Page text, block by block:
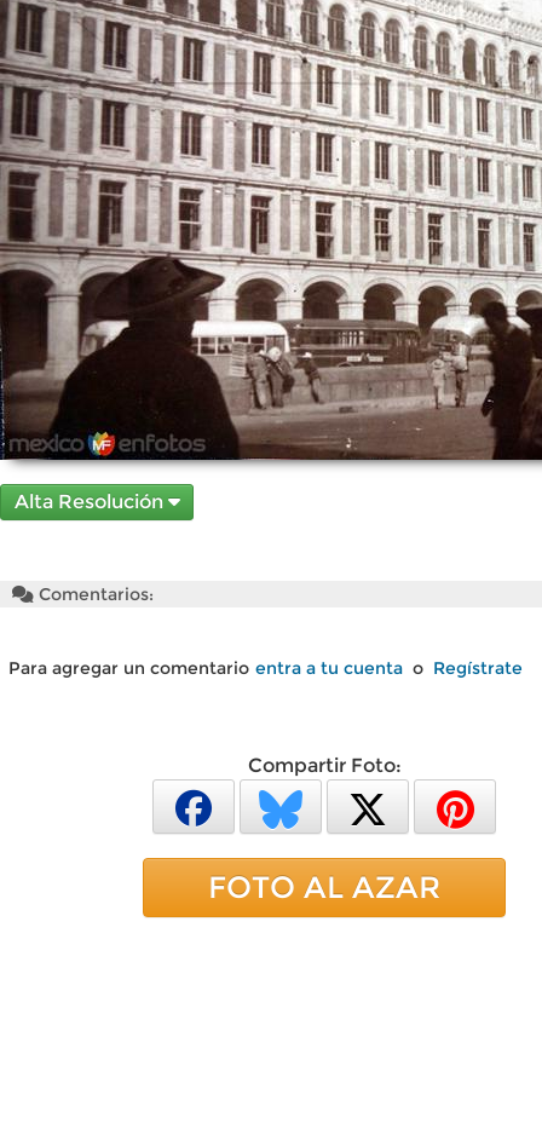
Alta Resolución
Comentarios:
Para agregar un comentario entra a tu cuenta o Regístrate
Compartir Foto:
FOTO AL AZAR